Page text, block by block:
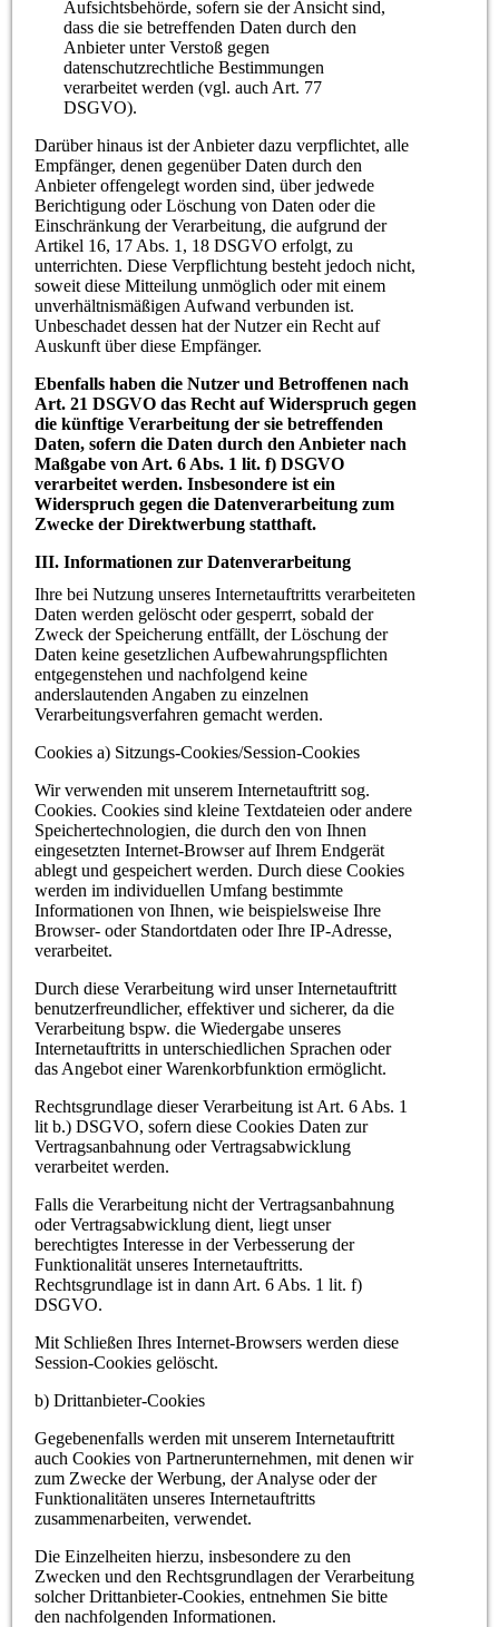
Aufsichtsbehörde, sofern sie der Ansicht sind,
dass die sie betreffenden Daten durch den
Anbieter unter Verstoß gegen
datenschutzrechtliche Bestimmungen
verarbeitet werden (vgl. auch Art. 77
DSGVO).
Darüber hinaus ist der Anbieter dazu verpflichtet, alle
Empfänger, denen gegenüber Daten durch den
Anbieter offengelegt worden sind, über jedwede
Berichtigung oder Löschung von Daten oder die
Einschränkung der Verarbeitung, die aufgrund der
Artikel 16, 17 Abs. 1, 18 DSGVO erfolgt, zu
unterrichten. Diese Verpflichtung besteht jedoch nicht,
soweit diese Mitteilung unmöglich oder mit einem
unverhältnismäßigen Aufwand verbunden ist.
Unbeschadet dessen hat der Nutzer ein Recht auf
Auskunft über diese Empfänger.
Ebenfalls haben die Nutzer und Betroffenen nach
Art. 21 DSGVO das Recht auf Widerspruch gegen
die künftige Verarbeitung der sie betreffenden
Daten, sofern die Daten durch den Anbieter nach
Maßgabe von Art. 6 Abs. 1 lit. f) DSGVO
verarbeitet werden. Insbesondere ist ein
Widerspruch gegen die Datenverarbeitung zum
Zwecke der Direktwerbung statthaft.
III. Informationen zur Datenverarbeitung
Ihre bei Nutzung unseres Internetauftritts verarbeiteten
Daten werden gelöscht oder gesperrt, sobald der
Zweck der Speicherung entfällt, der Löschung der
Daten keine gesetzlichen Aufbewahrungspflichten
entgegenstehen und nachfolgend keine
anderslautenden Angaben zu einzelnen
Verarbeitungsverfahren gemacht werden.
Cookies a) Sitzungs-Cookies/Session-Cookies
Wir verwenden mit unserem Internetauftritt sog.
Cookies. Cookies sind kleine Textdateien oder andere
Speichertechnologien, die durch den von Ihnen
eingesetzten Internet-Browser auf Ihrem Endgerät
ablegt und gespeichert werden. Durch diese Cookies
werden im individuellen Umfang bestimmte
Informationen von Ihnen, wie beispielsweise Ihre
Browser- oder Standortdaten oder Ihre IP-Adresse,
verarbeitet.
Durch diese Verarbeitung wird unser Internetauftritt
benutzerfreundlicher, effektiver und sicherer, da die
Verarbeitung bspw. die Wiedergabe unseres
Internetauftritts in unterschiedlichen Sprachen oder
das Angebot einer Warenkorbfunktion ermöglicht.
Rechtsgrundlage dieser Verarbeitung ist Art. 6 Abs. 1
lit b.) DSGVO, sofern diese Cookies Daten zur
Vertragsanbahnung oder Vertragsabwicklung
verarbeitet werden.
Falls die Verarbeitung nicht der Vertragsanbahnung
oder Vertragsabwicklung dient, liegt unser
berechtigtes Interesse in der Verbesserung der
Funktionalität unseres Internetauftritts.
Rechtsgrundlage ist in dann Art. 6 Abs. 1 lit. f)
DSGVO.
Mit Schließen Ihres Internet-Browsers werden diese
Session-Cookies gelöscht.
b) Drittanbieter-Cookies
Gegebenenfalls werden mit unserem Internetauftritt
auch Cookies von Partnerunternehmen, mit denen wir
zum Zwecke der Werbung, der Analyse oder der
Funktionalitäten unseres Internetauftritts
zusammenarbeiten, verwendet.
Die Einzelheiten hierzu, insbesondere zu den
Zwecken und den Rechtsgrundlagen der Verarbeitung
solcher Drittanbieter-Cookies, entnehmen Sie bitte
den nachfolgenden Informationen.